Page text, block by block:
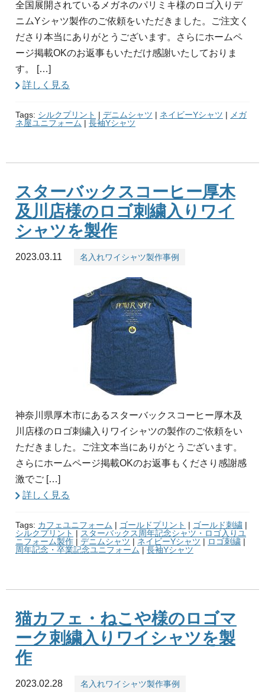
全国展開されているメガネのパリミキ様のロゴ入りデ
ニムYシャツ製作のご依頼をいただきました。ご注文く
ださり本当にありがとうございます。さらにホームペ
ージ掲載OKのお返事もいただけ感謝いたしておりま
す。 […]
詳しく見る
Tags: シルクプリント | デニムシャツ | ネイビーYシャツ | メガ
ネ屋ユニフォーム | 長袖Yシャツ
スターバックスコーヒー厚木
及川店様のロゴ刺繍入りワイ
シャツを製作
2023.03.11 名入れワイシャツ製作事例
神奈川県厚木市にあるスターバックスコーヒー厚木及
川店様のロゴ刺繍入りワイシャツの製作のご依頼をい
ただきました。ご注文本当にありがとうございます。
さらにホームページ掲載OKのお返事もくださり感謝感
激でご […]
詳しく見る
Tags: カフェユニフォーム | ゴールドプリント | ゴールド刺繍 |
シルクプリント | スターバックス周年記念シャツ・ロゴ入りユ
ニフォーム製作 | デニムシャツ | ネイビーYシャツ | ロゴ刺繍 |
周年記念・卒業記念ユニフォーム | 長袖Yシャツ
猫カフェ・ねこや様のロゴマ
ーク刺繍入りワイシャツを製
作
2023.02.28 名入れワイシャツ製作事例